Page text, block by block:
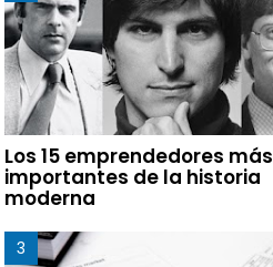
Los 15 emprendedores más
importantes de la historia
moderna